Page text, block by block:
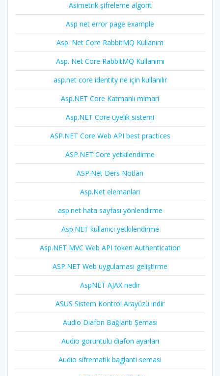
Asimetrik şifreleme algorit
Asp net error page example
Asp. Net Core RabbitMQ Kullanım
Asp. Net Core RabbitMQ Kullanımı
asp.net core identity ne için kullanılır
Asp.NET Core Katmanlı mimari
Asp.NET Core üyelik sistemi
ASP.NET Core Web API best practices
ASP.NET Core yetkilendirme
ASP.Net Ders Notları
Asp.Net elemanları
asp.net hata sayfası yönlendirme
Asp.NET kullanıcı yetkilendirme
Asp.NET MVC Web API token Authentication
ASP.NET Web uygulaması geliştirme
AspNET AJAX nedir
ASUS Sistem Kontrol Arayüzü indir
Audio Diafon Bağlantı Şeması
Audio görüntülü diafon ayarları
Audio sifrematik baglanti semasi